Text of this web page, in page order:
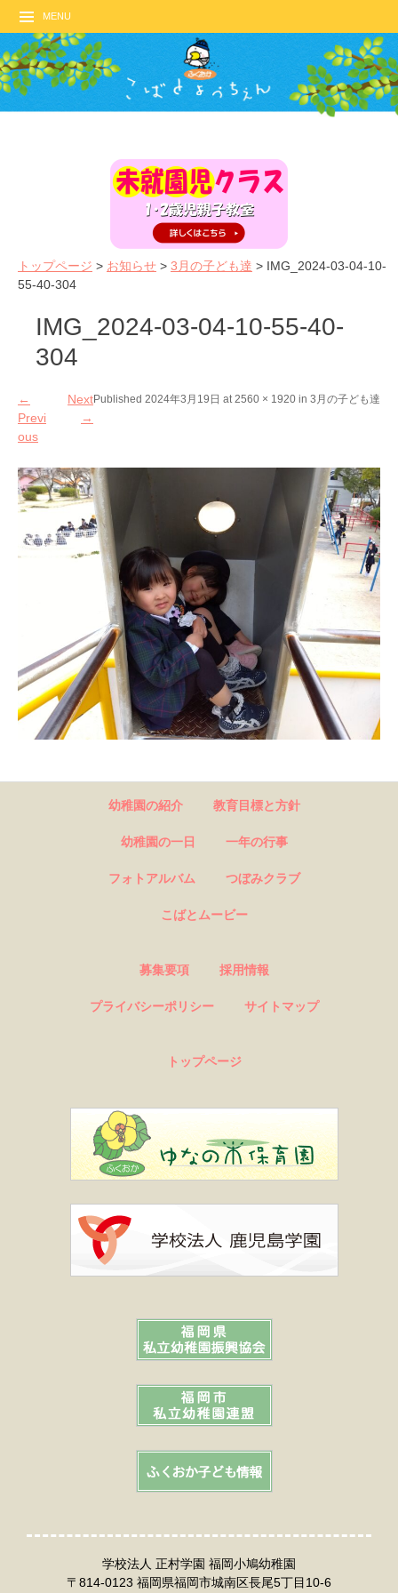
MENU
トップページ > お知らせ > 3月の子ども達 > IMG_2024-03-04-10-
55-40-304
IMG_2024-03-04-10-55-40-
304
Published 2024年3月19日 at 2560 × 1920 in 3月の子ども達
←
Previ
ous
Next
→
幼稚園の紹介 教育目標と方針
幼稚園の一日 一年の行事
フォトアルバム つぼみクラブ
こばとムービー
募集要項 採用情報
プライバシーポリシー サイトマップ
トップページ
学校法人 正村学園 福岡小鳩幼稚園
〒814-0123 福岡県福岡市城南区長尾5丁目10-6